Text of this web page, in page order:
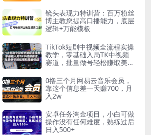
镜头表现力特训营：百万粉丝
博主教您提高口播能力，底层
逻辑+万能模板
TikTok短剧中视频全流程实操
教学，零基础入局TK中视频
赛道，批量做号轻松賺取美金
0撸三个月网易云音乐会员，
靠这个信息差一天赚700，月
入2w
安卓任务淘金项目，小白可做
操作没有任何难度，熟练过后
日入500+